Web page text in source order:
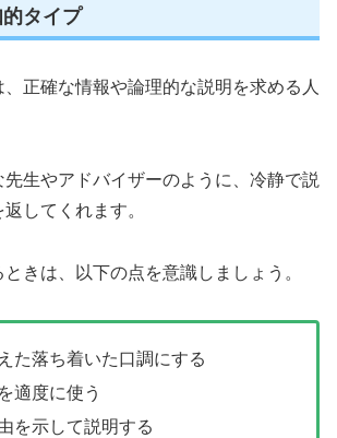
タイプ
正確な情報や論理的な説明を求める人
先生やアドバイザーのように、冷静で説
してくれます。
きは、以下の点を意識しましょう。
た落ち着いた口調にする
適度に使う
を示して説明する